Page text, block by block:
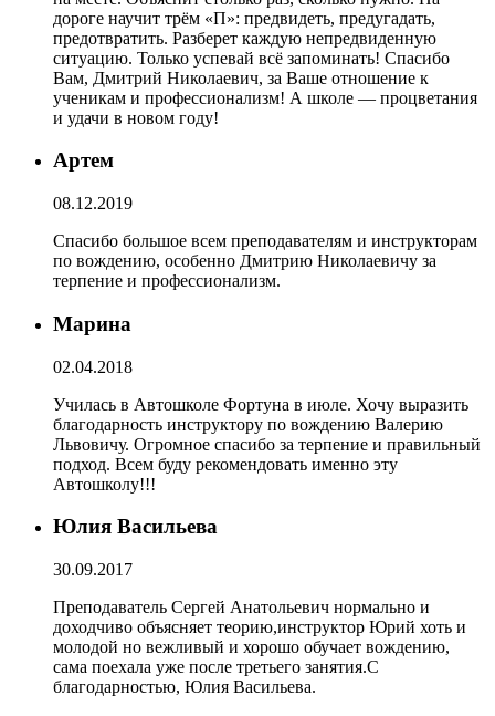
дороге научит трём «П»: предвидеть, предугадать,
предотвратить. Разберет каждую непредвиденную
ситуацию. Только успевай всё запоминать! Спасибо
Вам, Дмитрий Николаевич, за Ваше отношение к
ученикам и профессионализм! А школе — процветания
и удачи в новом году!
Артем
08.12.2019
Спасибо большое всем преподавателям и инструкторам
по вождению, особенно Дмитрию Николаевичу за
терпение и профессионализм.
Марина
02.04.2018
Училась в Автошколе Фортуна в июле. Хочу выразить
благодарность инструктору по вождению Валерию
Львовичу. Огромное спасибо за терпение и правильный
подход. Всем буду рекомендовать именно эту
Автошколу!!!
Юлия Васильева
30.09.2017
Преподаватель Сергей Анатольевич нормально и
доходчиво объясняет теорию,инструктор Юрий хоть и
молодой но вежливый и хорошо обучает вождению,
сама поехала уже после третьего занятия.С
благодарностью, Юлия Васильева.